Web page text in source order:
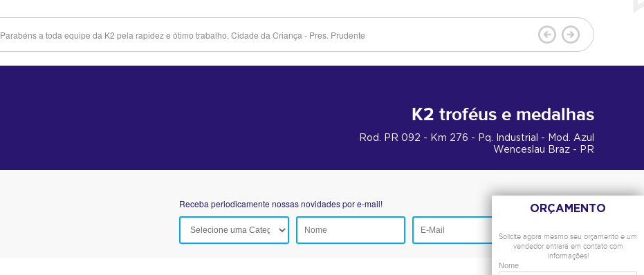
Parabéns a toda equipe da K2 pela rapidez e ótimo trabalho. Cidade da Criança - Pres. Prudente
K2 troféus e medalhas
Rod. PR 092 - Km 276 - Pq. Industrial - Mod. Azul
Wenceslau Braz - PR
Receba periodicamente nossas novidades por e-mail! ORÇAMENTO
Solicite agora mesmo seu orçamento e um
vendedor entrará em contato com
informações!
Nome